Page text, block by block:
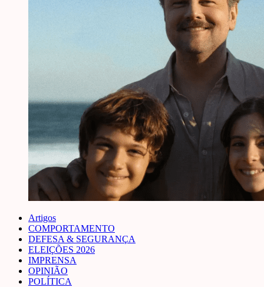
Artigos
COMPORTAMENTO
DEFESA & SEGURANÇA
ELEIÇÕES 2026
IMPRENSA
OPINIÃO
POLÍTICA